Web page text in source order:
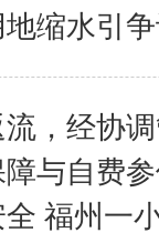
缩水引
，经协
与自费
福州一